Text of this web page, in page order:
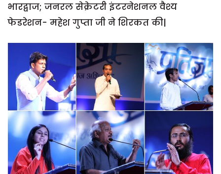
भारद्वाज; जनरल सेक्रेटरी इंटरनेशनल वैश्य
फेडरेशन- महेश गुप्ता जी ने शिरकत की|